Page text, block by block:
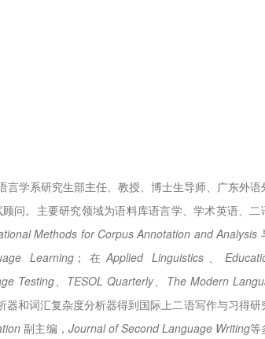
学系研究生部主任、教授、博士生导师、广东外语
问。主要研究领域为语料库语言学、学术英语、二
Methods for Corpus Annotation and Analysis
Learning；在Applied Linguistics、
Testing、TESOL Quarterly、The Modern
和词汇复杂度分析器得到国际上二语写作与习得研
副主编， Journal of Second Language Writing等